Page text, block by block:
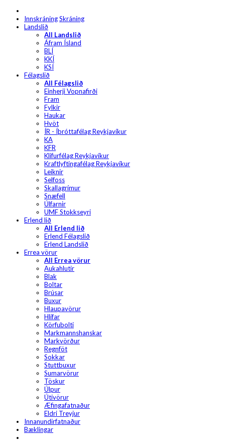
InnskráningSkráning
Landslið
All Landslið
Áfram Ísland
BLÍ
KKÍ
KSÍ
Félagslið
All Félagslið
Einherji Vopnafirði
Fram
Fylkir
Haukar
Hvöt
ÍR - Íþróttafélag Reykjavíkur
KA
KFR
Klifurfélag Reykjavíkur
Kraftlyftingafélag Reykjavíkur
Leiknir
Selfoss
Skallagrímur
Snæfell
Úlfarnir
UMF Stokkseyri
Erlend lið
All Erlend lið
Erlend Félagslið
Erlend Landslið
Errea vörur
All Errea vörur
Aukahlutir
Blak
Boltar
Brúsar
Buxur
Hlaupavörur
Hlífar
Körfubolti
Markmannshanskar
Markvörður
Regnföt
Sokkar
Stuttbuxur
Sumarvörur
Töskur
Úlpur
Útivörur
Æfingafatnaður
Eldri Treyjur
Innanundirfatnaður
Bæklingar